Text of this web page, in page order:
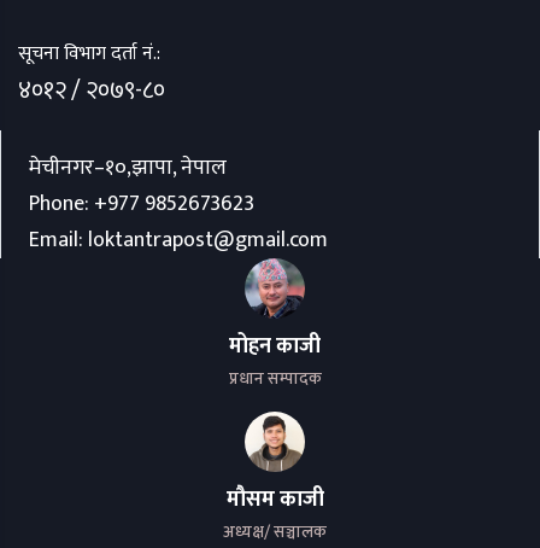
सूचना विभाग दर्ता नं.:
४०१२ / २०७९-८०
मेचीनगर–१०,झापा, नेपाल
Phone: +977 9852673623
Email: loktantrapost@gmail.com
मोहन काजी
प्रधान सम्पादक
मौसम काजी
अध्यक्ष/ सञ्चालक